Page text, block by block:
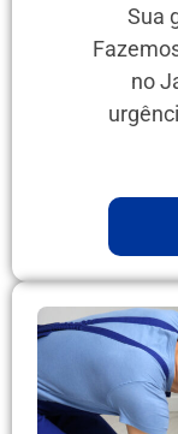
Sua
no